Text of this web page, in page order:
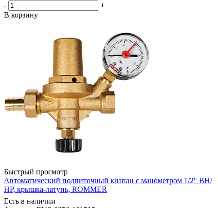
-
+
В корзину
Быстрый просмотр
Автоматический подпиточный клапан с манометром 1/2" ВН/
НР, крышка-латунь, ROMMER
Есть в наличии